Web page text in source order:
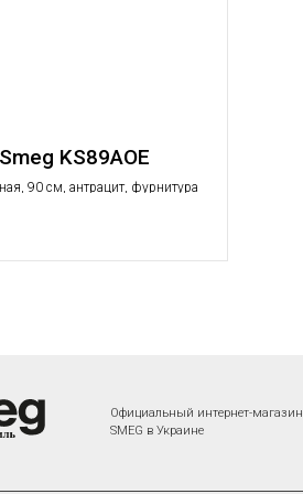
KS89AOE
90 см, антрацит, фурнитура
Официальный интернет-магазин
SMEG в Украине